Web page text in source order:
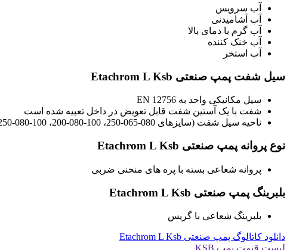
آب سرویس
آب آشامیدنی
آب گرم با دمای بالا
آب خنک کننده
آب استخر
سیل شفت پمپ صنعتی Etachrom L Ksb
سیل مکانیکی واحد به EN 12756
شفت با یک آستین شفت قابل تعویض در داخل تعبیه شده است
ناحیه سیل شفت (سایزهای 080-065-250، 100-080-200، 100-080-250)
نوع پروانه پمپ صنعتی Etachrom L Ksb
پروانه شعاعی بسته با پره های منحنی ضربی
بلبرینگ پمپ صنعتی Etachrom L Ksb
بلبرینگ شعاعی با گریس
دانلود کاتالوگ پمپ صنعتی Etachrom L Ksb